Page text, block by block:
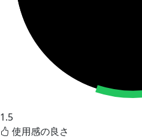
1.5
使用感の良さ